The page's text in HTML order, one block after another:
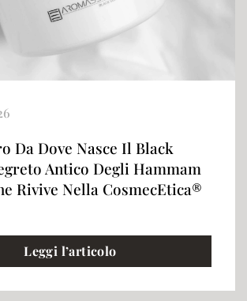
Da Dove Nasce Il Black
Antico Degli Hammam
Rivive Nella CosmecEtica®
Leggi l’articolo